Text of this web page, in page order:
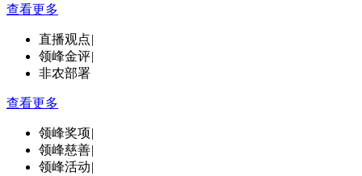
查看更多
直播观点|
领峰金评|
非农部署
查看更多
领峰奖项|
领峰慈善|
领峰活动|